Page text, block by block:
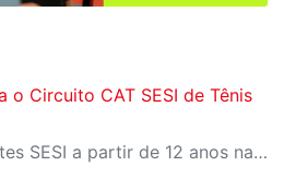
o Circuito CAT SESI de Tênis
Podem participar clientes SESI a partir de 12 anos nas categorias Iniciante e Intermediária